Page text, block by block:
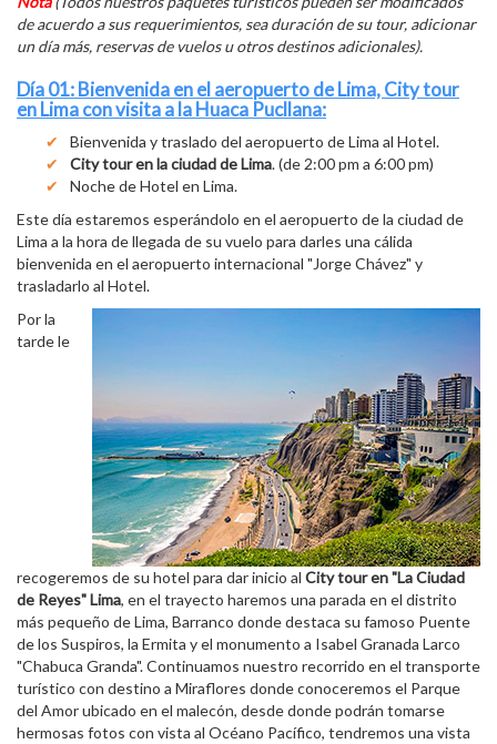
de acuerdo a sus requerimientos, sea duración de su tour, adicionar
un día más, reservas de vuelos u otros destinos adicionales).
Día 01: Bienvenida en el aeropuerto de Lima, City tour
en Lima con visita a la Huaca Pucllana:
Bienvenida y traslado del aeropuerto de Lima al Hotel.
City tour en la ciudad de Lima. (de 2:00 pm a 6:00 pm)
Noche de Hotel en Lima.
Este día estaremos esperándolo en el aeropuerto de la ciudad de
Lima a la hora de llegada de su vuelo para darles una cálida
bienvenida en el aeropuerto internacional "Jorge Chávez" y
trasladarlo al Hotel.
Por la
tarde le
recogeremos de su hotel para dar inicio al City tour en "La Ciudad
de Reyes" Lima, en el trayecto haremos una parada en el distrito
más pequeño de Lima, Barranco donde destaca su famoso Puente
de los Suspiros, la Ermita y el monumento a Isabel Granada Larco
"Chabuca Granda". Continuamos nuestro recorrido en el transporte
turístico con destino a Miraflores donde conoceremos el Parque
del Amor ubicado en el malecón, desde donde podrán tomarse
hermosas fotos con vista al Océano Pacífico, tendremos una vista